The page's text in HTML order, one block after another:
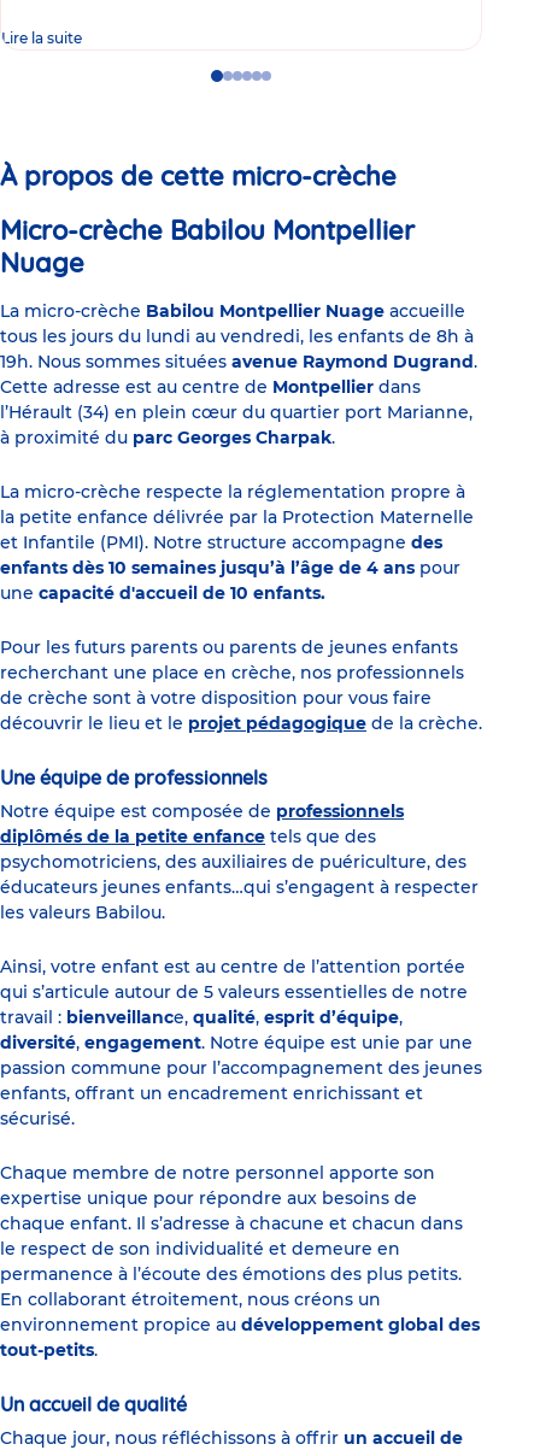
Lire la suite
GoGoGoGo
GoGo
À propos de cette micro-crèche
Micro-crèche Babilou Montpellier
Nuage
La micro-crèche Babilou Montpellier Nuage accueille
tous les jours du lundi au vendredi, les enfants de 8h à
19h. Nous sommes situées avenue Raymond Dugrand.
Cette adresse est au centre de Montpellier dans
l’Hérault (34) en plein cœur du quartier port Marianne,
à proximité du parc Georges Charpak.
La micro-crèche respecte la réglementation propre à
la petite enfance délivrée par la Protection Maternelle
et Infantile (PMI). Notre structure accompagne des
enfants dès 10 semaines jusqu’à l’âge de 4 ans pour
une capacité d'accueil de 10 enfants.
Pour les futurs parents ou parents de jeunes enfants
recherchant une place en crèche, nos professionnels
de crèche sont à votre disposition pour vous faire
découvrir le lieu et le projet pédagogique de la crèche.
Une équipe de professionnels
Notre équipe est composée de professionnels
diplômés de la petite enfance tels que des
psychomotriciens, des auxiliaires de puériculture, des
éducateurs jeunes enfants…qui s’engagent à respecter
les valeurs Babilou.
Ainsi, votre enfant est au centre de l’attention portée
qui s’articule autour de 5 valeurs essentielles de notre
travail : bienveillance, qualité, esprit d’équipe,
diversité, engagement. Notre équipe est unie par une
passion commune pour l’accompagnement des jeunes
enfants, offrant un encadrement enrichissant et
sécurisé.
Chaque membre de notre personnel apporte son
expertise unique pour répondre aux besoins de
chaque enfant. Il s’adresse à chacune et chacun dans
le respect de son individualité et demeure en
permanence à l’écoute des émotions des plus petits.
En collaborant étroitement, nous créons un
environnement propice au développement global des
tout-petits.
Un accueil de qualité
Chaque jour, nous réfléchissons à offrir un accueil de